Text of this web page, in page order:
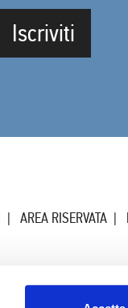
Iscriviti
AREA RISERVATA